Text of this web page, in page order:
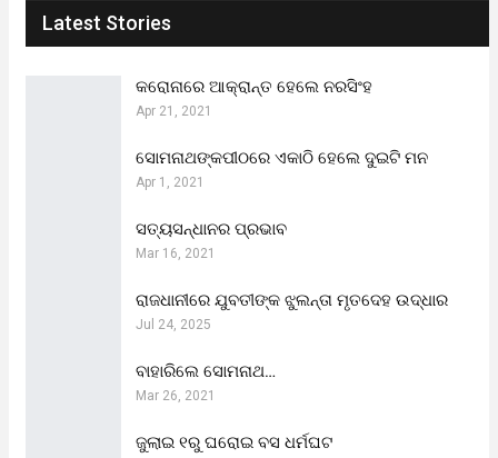
Latest Stories
କରୋନାରେ ଆକ୍ରାନ୍ତ ହେଲେ ନରସିଂହ
Apr 21, 2021
ସୋମନାଥଙ୍କପୀଠରେ ଏକାଠି ହେଲେ ଦୁଇଟି ମନ
Apr 1, 2021
ସତ୍ୟସନ୍ଧାନର ପ୍ରଭାବ
Mar 16, 2021
ରାଜଧାନୀରେ ଯୁବତୀଙ୍କ ଝୁଲନ୍ତା ମୃତଦେହ ଉଦ୍ଧାର
Jul 24, 2025
ବାହାରିଲେ ସୋମନାଥ…
Mar 26, 2021
ଜୁଲାଇ ୧ରୁ ଘରୋଇ ବସ ଧର୍ମଘଟ